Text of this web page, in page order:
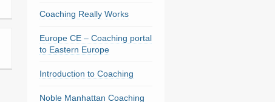
Coaching Really Works
Europe CE – Coaching portal
to Eastern Europe
Introduction to Coaching
Noble Manhattan Coaching